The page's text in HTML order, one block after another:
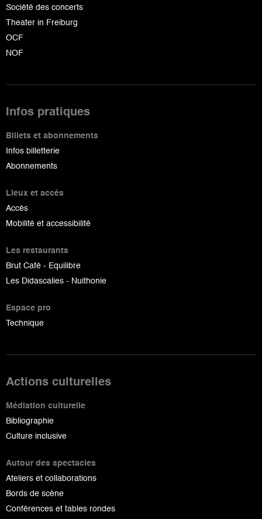
Société des concerts
Theater in Freiburg
OCF
NOF
Infos pratiques
Billets et abonnements
Infos billetterie
Abonnements
Lieux et accès
Accès
Mobilité et accessibilité
Les restaurants
Brut Café - Equilibre
Les Didascalies - Nuithonie
Espace pro
Technique
Actions culturelles
Médiation culturelle
Bibliographie
Culture inclusive
Autour des spectacles
Ateliers et collaborations
Bords de scène
Conférences et tables rondes